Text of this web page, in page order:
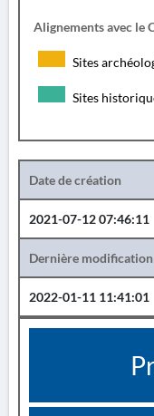
Alignements avec le
Sites
Sites
Date de création
2021-07-12 07:46:11
Dernière modification
2022-01-11 11:41:01